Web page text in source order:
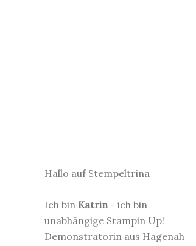
Hallo auf Stempeltrina
Ich bin Katrin- ich bin
unabhängige Stampin Up!
Demonstratorin aus Hagenah